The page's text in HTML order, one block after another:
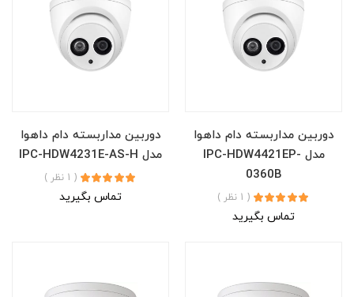
دوربین مداربسته دام داهوا
مدل IPC-HDW4421EP-
0360B
( 1 نظر )
تماس بگیرید
دوربین مداربسته دام داهوا
مدل IPC-HDW4231E-AS-H
( 1 نظر )
تماس بگیرید